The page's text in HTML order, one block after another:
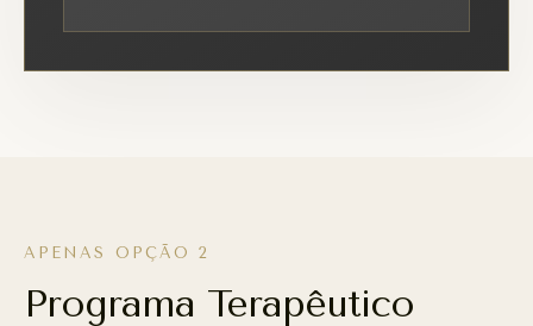
APENAS OPÇÃO 2
Programa Terapêutico